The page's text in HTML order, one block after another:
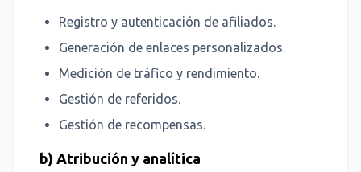
Registro y autenticación de afiliados.
Generación de enlaces personalizados.
Medición de tráfico y rendimiento.
Gestión de referidos.
Gestión de recompensas.
b) Atribución y analítica